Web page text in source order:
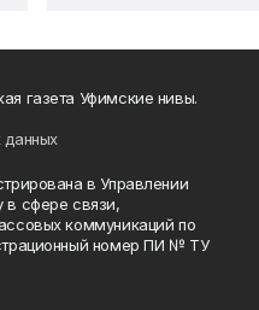
газета Уфимские нивы.
данных
в Управлении
в сфере связи,
коммуникаций по
номер ПИ № ТУ